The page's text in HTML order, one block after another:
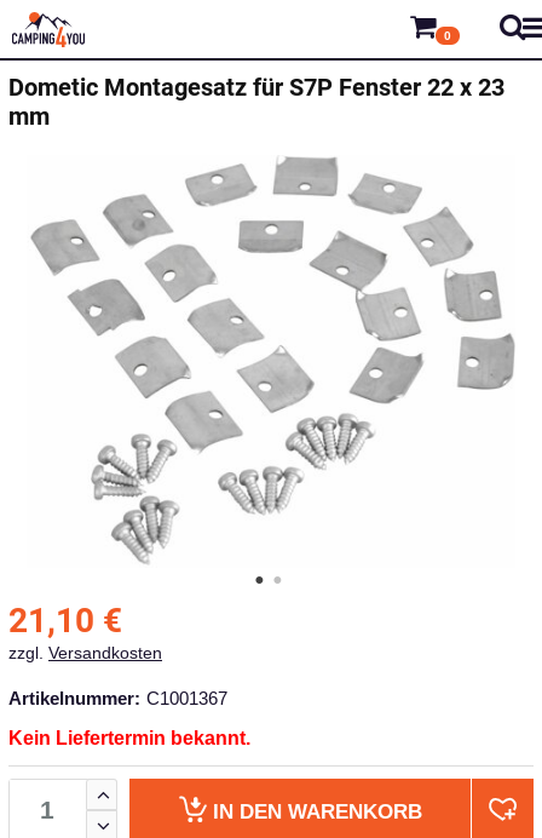
0
Dometic Montagesatz für S7P Fenster 22 x 23
mm
21,10 €
zzgl. Versandkosten
Artikelnummer: C1001367
Kein Liefertermin bekannt.
IN DEN WARENKORB